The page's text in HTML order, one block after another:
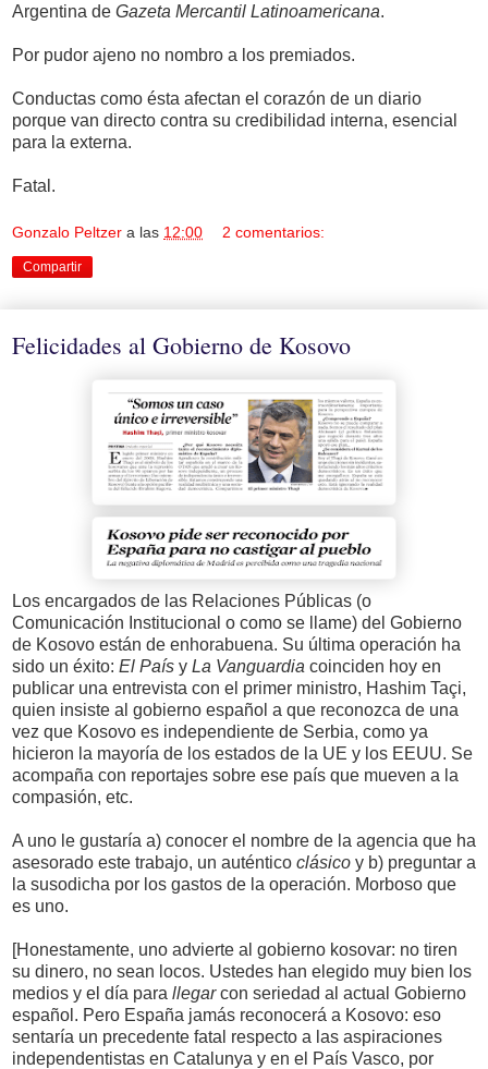
Argentina de Gazeta Mercantil Latinoamericana.
Por pudor ajeno no nombro a los premiados.
Conductas como ésta afectan el corazón de un diario
porque van directo contra su credibilidad interna, esencial
para la externa.
Fatal.
Gonzalo Peltzer a las 12:00 2 comentarios:
Compartir
Felicidades al Gobierno de Kosovo
Los encargados de las Relaciones Públicas (o
Comunicación Institucional o como se llame) del Gobierno
de Kosovo están de enhorabuena. Su última operación ha
sido un éxito: El País y La Vanguardia coinciden hoy en
publicar una entrevista con el primer ministro, Hashim Taçi,
quien insiste al gobierno español a que reconozca de una
vez que Kosovo es independiente de Serbia, como ya
hicieron la mayoría de los estados de la UE y los EEUU. Se
acompaña con reportajes sobre ese país que mueven a la
compasión, etc.
A uno le gustaría a) conocer el nombre de la agencia que ha
asesorado este trabajo, un auténtico clásico y b) preguntar a
la susodicha por los gastos de la operación. Morboso que
es uno.
[Honestamente, uno advierte al gobierno kosovar: no tiren
su dinero, no sean locos. Ustedes han elegido muy bien los
medios y el día para llegarcon seriedad al actual Gobierno
español. Pero España jamás reconocerá a Kosovo: eso
sentaría un precedente fatal respecto a las aspiraciones
independentistas en Catalunya y en el País Vasco, por